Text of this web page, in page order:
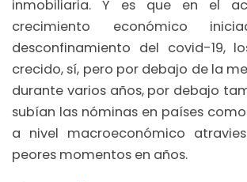
inmobiliaria. Y es que en el
crecimiento económico
desconfinamiento del covid-19,
crecido, sí, pero por debajo de la
durante varios años, por debajo
subían las nóminas en países
a nivel macroeconómico
peores momentos en años.